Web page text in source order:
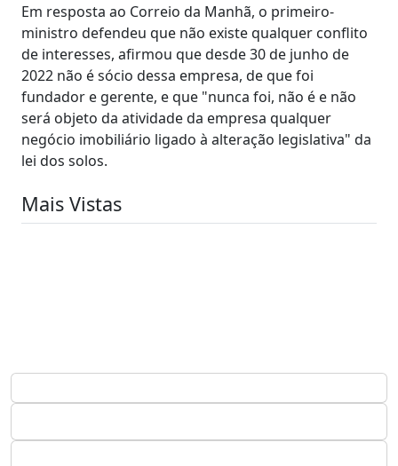
Em resposta ao Correio da Manhã, o primeiro-
ministro defendeu que não existe qualquer conflito
de interesses, afirmou que desde 30 de junho de
2022 não é sócio dessa empresa, de que foi
fundador e gerente, e que "nunca foi, não é e não
será objeto da atividade da empresa qualquer
negócio imobiliário ligado à alteração legislativa" da
lei dos solos.
Mais Vistas